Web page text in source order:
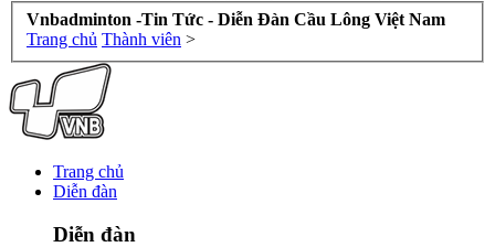
Vnbadminton -Tin Tức - Diễn Đàn Cầu Lông Việt Nam
Trang chủ Thành viên >
Trang chủ
Diễn đàn
Diễn đàn